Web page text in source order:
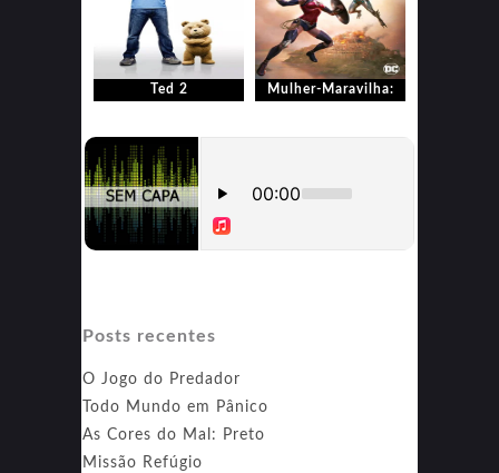
Ted 2
Mulher-Maravilha:
Posts recentes
O Jogo do Predador
Todo Mundo em Pânico
As Cores do Mal: Preto
Missão Refúgio